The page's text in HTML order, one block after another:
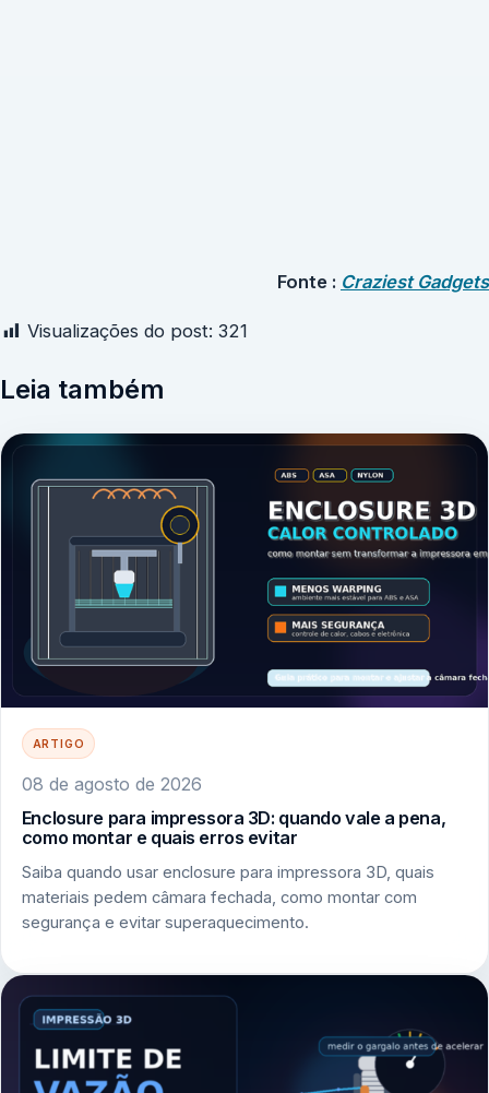
Fonte : Craziest Gadgets
Visualizações do post: 321
Leia também
ARTIGO
08 de agosto de 2026
Enclosure para impressora 3D: quando vale a pena,
como montar e quais erros evitar
Saiba quando usar enclosure para impressora 3D, quais
materiais pedem câmara fechada, como montar com
segurança e evitar superaquecimento.